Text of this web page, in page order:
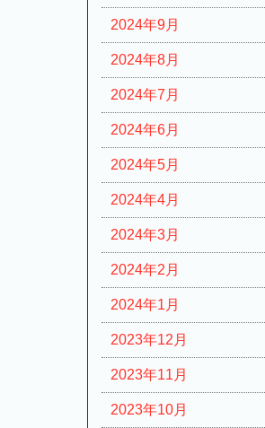
2024年9月
2024年8月
2024年7月
2024年6月
2024年5月
2024年4月
2024年3月
2024年2月
2024年1月
2023年12月
2023年11月
2023年10月